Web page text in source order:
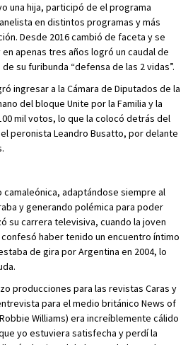
una hija, participó de el programa
en distintos programas y más
Desde 2016 cambió de faceta y se
apenas tres años logró un caudal de
su furibunda “defensa de las 2 vidas”.
ingresar a la Cámara de Diputados de la
del bloque Unite por la Familia y la
mil votos, lo que la colocó detrás del
peronista Leandro Busatto, por delante
camaleónica, adaptándose siempre al
y generando polémica para poder
su carrera televisiva, cuando la joven
haber tenido un encuentro íntimo
de gira por Argentina en 2004, lo
producciones para las revistas Caras y
para el medio británico News of
Williams) era increíblemente cálido
yo estuviera satisfecha y perdí la